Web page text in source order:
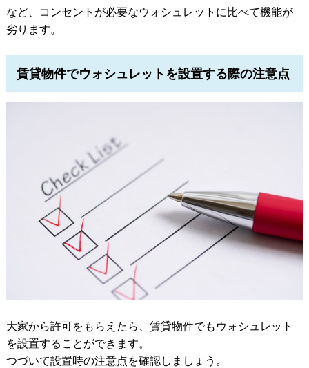
など、コンセントが必要なウォシュレットに比べて機能が
劣ります。
賃貸物件でウォシュレットを設置する際の注意点
大家から許可をもらえたら、賃貸物件でもウォシュレット
を設置することができます。
つづいて設置時の注意点を確認しましょう。